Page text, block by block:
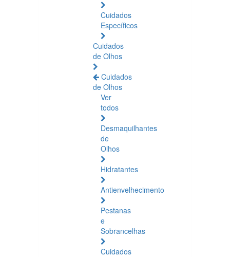
Cuidados
Específicos
Cuidados
de Olhos
Cuidados
de Olhos
Ver
todos
Desmaquilhantes
de
Olhos
Hidratantes
Antienvelhecimento
Pestanas
e
Sobrancelhas
Cuidados